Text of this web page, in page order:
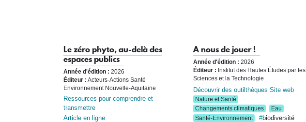
Le zéro phyto, au-delà des
espaces publics
Année d'édition : 2026
Éditeur : Acteurs-Actions Santé
Environnement Nouvelle-Aquitaine
Ressources pour comprendre et
transmettre
Article en ligne
A nous de jouer !
Année d'édition : 2026
Éditeur : Institut des Hautes Études par les
Sciences et la Technologie
Découvrir des outilthèques Site web
Nature et Santé
Changements climatiques
Eau
Santé-Environnement
biodiversité